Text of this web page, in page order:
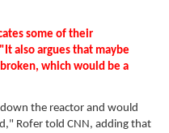
some of their
also argues that maybe
which would be a
the reactor and would
Rofer told CNN, adding that